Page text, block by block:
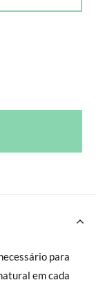
para
em cada